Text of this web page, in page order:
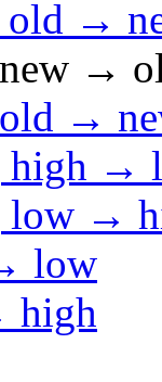
old →
new →
old →
high →
low →
low
high